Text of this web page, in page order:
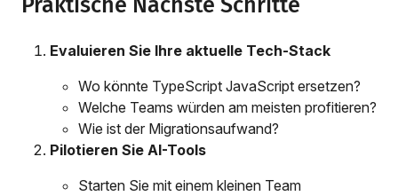
Evaluieren Sie Ihre aktuelle Tech-Stack
Wo könnte TypeScript JavaScript ersetzen?
Welche Teams würden am meisten profitieren?
Wie ist der Migrationsaufwand?
Pilotieren Sie AI-Tools
Starten Sie mit einem kleinen Team